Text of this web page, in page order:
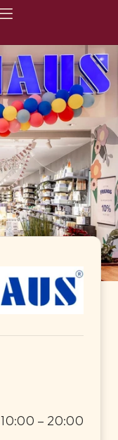
10:00 – 20:00